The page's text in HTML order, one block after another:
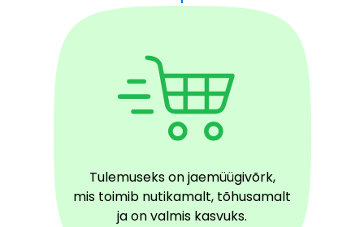
Tulemuseks on jaemüügivõrk,
mis toimib nutikamalt, tõhusamalt
ja on valmis kasvuks.